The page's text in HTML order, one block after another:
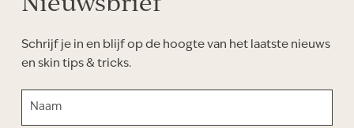
Schrijf je in en blijf op de hoogte van het laatste nieuws
en skin tips & tricks.